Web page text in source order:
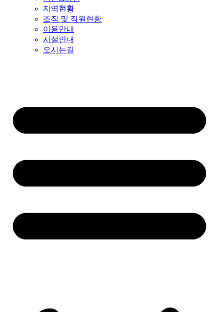
지역현황
조직 및 직원현황
이용안내
시설안내
오시는길